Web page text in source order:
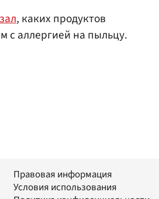
, каких продуктов
с аллергией на пыльцу.
Правовая информация
Условия использования